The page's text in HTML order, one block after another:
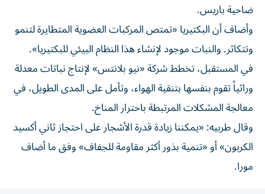
ضاحية باريس.
وأضاف أن البكتيريا «تمتص المركبات العضوية المتطايرة لتنمو
وتتكاثر. والنبات موجود لإنشاء هذا النظام البيئي للبكتيريا».
في المستقبل، تخطط شركة «نيو بلانتس» لإنتاج نباتات معدلة
وراثياً تقوم بنفسها بتنقية الهواء، وتأمل على المدى الطويل، في
معالجة المشكلات المرتبطة باحترار المناخ.
وقال طربيه: «يمكننا زيادة قدرة الأشجار على احتجاز ثاني أكسيد
الكربون» أو «تنمية بذور أكثر مقاومة للجفاف» وفق ما أضاف
مورا.